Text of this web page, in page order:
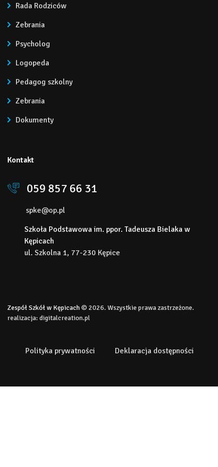
Rada Rodziców
Zebrania
Psycholog
Logopeda
Pedagog szkolny
Zebrania
Dokumenty
Kontakt
059 857 66 31
spke@op.pl
Szkoła Podstawowa im. ppor. Tadeusza Bielaka w
Kępicach
ul. Szkolna 1, 77-230 Kępice
Zespół Szkół w Kępicach© 2026. Wszystkie prawa zastrzeżone.
realizacja: digitalcreation.pl
Polityka prywatności Deklaracja dostępności